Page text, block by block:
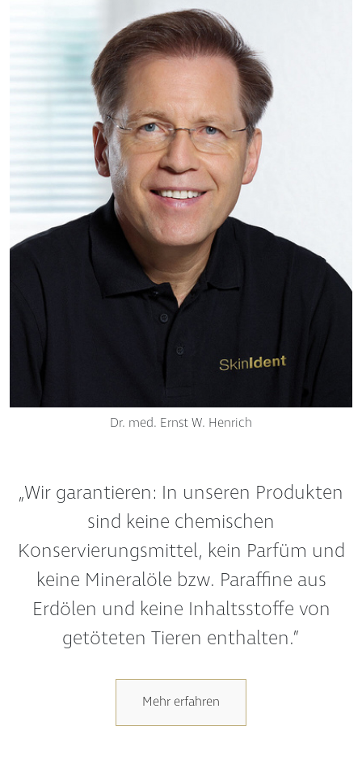
Dr. med. Ernst W. Henrich
„Wir garantieren: In unseren Produkten
sind keine chemischen
Konservierungsmittel, kein Parfüm und
keine Mineralöle bzw. Paraffine aus
Erdölen und keine Inhaltsstoffe von
getöteten Tieren enthalten.”
Mehr erfahren